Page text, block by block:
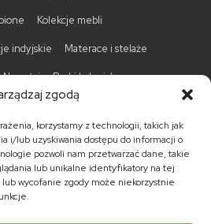
zgodą
korzystamy z technologii, takich jak
i/lub uzyskiwania dostępu do informacji o
pozwoli nam przetwarzać dane, takie
lub unikalne identyfikatory na tej
wycofanie zgody może niekorzystnie
Kolekcje mebli
indyjskie Materace i stelaże
Nowości Barki kolonialne
kolonialne Krzesła kolonialne
Łóżka kolonialne
kolonialne Regały kolonialne
Stoliki nocne